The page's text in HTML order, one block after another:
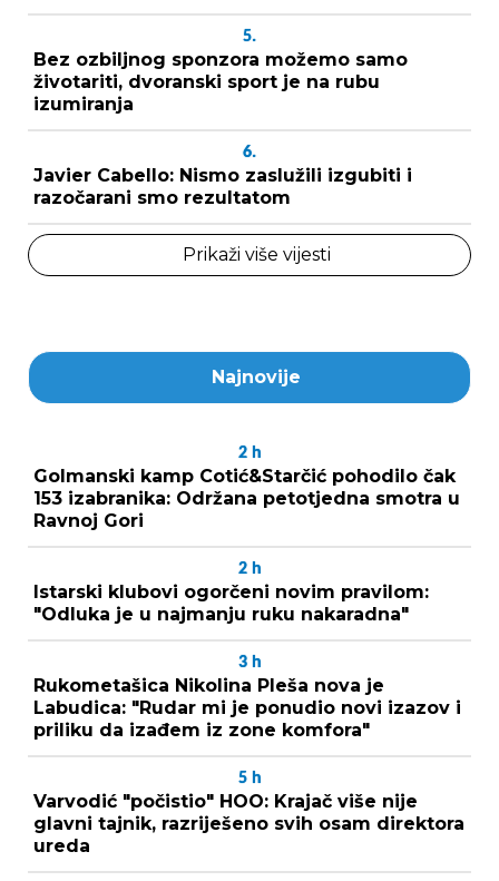
5.
Bez ozbiljnog sponzora možemo samo
životariti, dvoranski sport je na rubu
izumiranja
6.
Javier Cabello: Nismo zaslužili izgubiti i
razočarani smo rezultatom
Prikaži više vijesti
Najnovije
2 h
Golmanski kamp Cotić&Starčić pohodilo čak
153 izabranika: Održana petotjedna smotra u
Ravnoj Gori
2 h
Istarski klubovi ogorčeni novim pravilom:
"Odluka je u najmanju ruku nakaradna"
3 h
Rukometašica Nikolina Pleša nova je
Labudica: "Rudar mi je ponudio novi izazov i
priliku da izađem iz zone komfora"
5 h
Varvodić "počistio" HOO: Krajač više nije
glavni tajnik, razriješeno svih osam direktora
ureda